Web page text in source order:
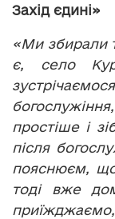
Захід єдині»
«Ми збирали
є, село
простіше і
після
пояснюєм,
тоді вже